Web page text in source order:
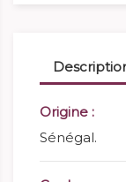
Origine :
Sénégal.